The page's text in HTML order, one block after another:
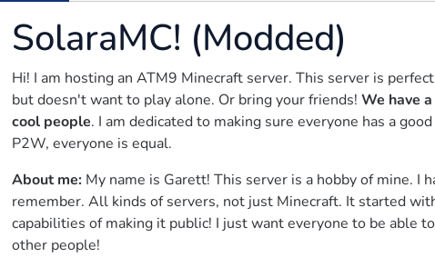
SolaraMC! (Modded)
Hi! I am hosting an ATM9 Minecraft server. This server is
but doesn't want to play alone. Or bring your friends! We have
cool people. I am dedicated to making sure everyone has a
P2W, everyone is equal.
About me: My name is Garett! This server is a hobby of mine. I
remember. All kinds of servers, not just Minecraft. It started
capabilities of making it public! I just want everyone to be able
other people!